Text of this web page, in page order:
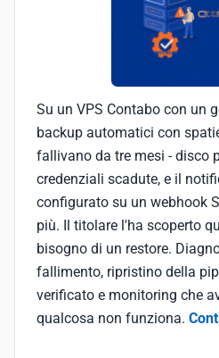
Su un VPS Contabo con un
backup automatici con
fallivano da tre mesi - disco
credenziali scadute, e il
configurato su un webhook
più. Il titolare l'ha scoperto
bisogno di un restore.
fallimento, ripristino della
verificato e monitoring che
qualcosa non funziona.